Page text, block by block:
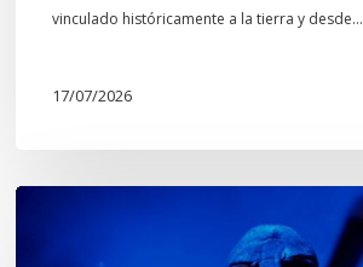
Mapuche»
vinculado históricamente a la tierra y desde…
17/07/2026